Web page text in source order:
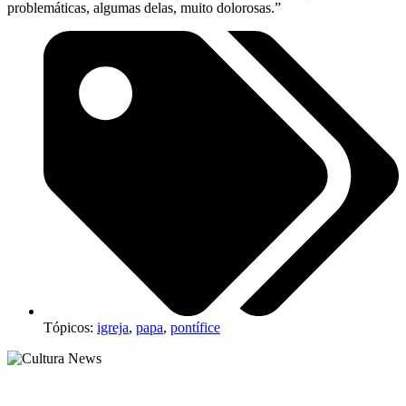
problemáticas, algumas delas, muito dolorosas.”
Tópicos: igreja, papa, pontífice